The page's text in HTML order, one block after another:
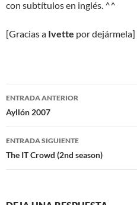
con subtítulos en inglés. ^^
[Gracias a Ivette por dejármela]
Navegación
de
entradas
ENTRADA ANTERIOR
Ayllón 2007
ENTRADA SIGUIENTE
The IT Crowd (2nd season)